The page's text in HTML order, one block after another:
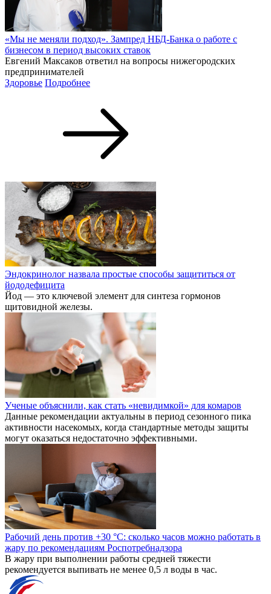
«Мы не меняли подход». Зампред НБД-Банка о работе с
бизнесом в период высоких ставок
Евгений Максаков ответил на вопросы нижегородских
предпринимателей
Здоровье Подробнее
Эндокринолог назвала простые способы защититься от
йододефицита
Йод — это ключевой элемент для синтеза гормонов
щитовидной железы.
Ученые объяснили, как стать «невидимкой» для комаров
Данные рекомендации актуальны в период сезонного пика
активности насекомых, когда стандартные методы защиты
могут оказаться недостаточно эффективными.
Рабочий день против +30 °C: сколько часов можно работать в
жару по рекомендациям Роспотребнадзора
В жару при выполнении работы средней тяжести
рекомендуется выпивать не менее 0,5 л воды в час.